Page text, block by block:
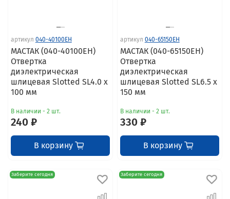
артикул 040-40100EH
МАСТАК (040-40100EH)
Отвертка
диэлектрическая
шлицевая Slotted SL4.0 x
100 мм
В наличии - 2 шт.
240 ₽
В корзину
артикул 040-65150EH
МАСТАК (040-65150EH)
Отвертка
диэлектрическая
шлицевая Slotted SL6.5 x
150 мм
В наличии - 2 шт.
330 ₽
В корзину
Заберите сегодня Заберите сегодня